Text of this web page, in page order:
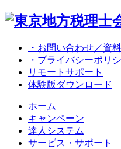
・お問い合わせ／資
・プライバシーポリ
リモートサポート
体験版ダウンロード
ホーム
キャンペーン
達人システム
サービス・サポート